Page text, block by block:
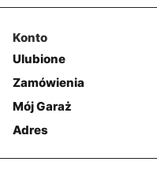
Konto
Ulubione
Zamówienia
Mój Garaż
Adres